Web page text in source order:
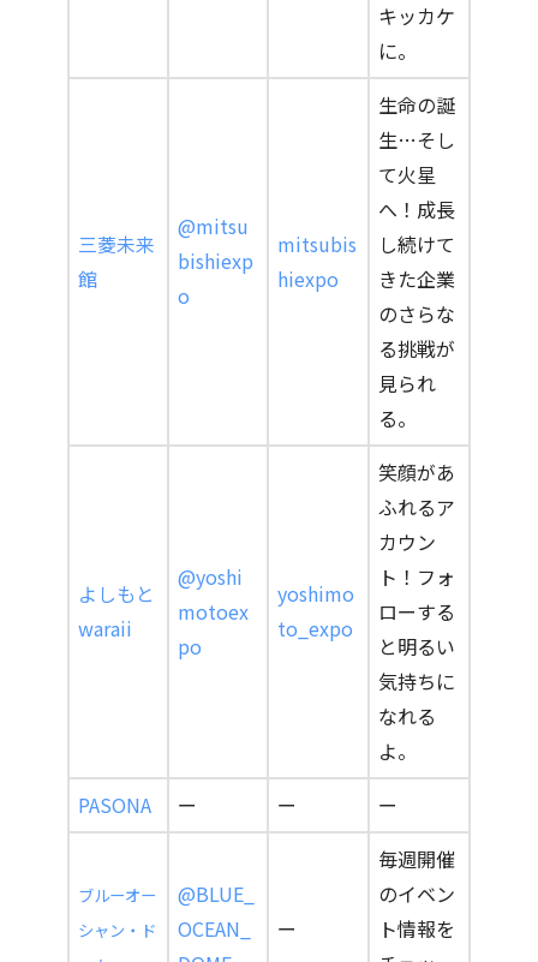
キッカケ
に。
三菱未来
館
@mitsu
bishiexp
o
mitsubis
hiexpo
生命の誕
生…そし
て火星
へ！成長
し続けて
きた企業
のさらな
る挑戦が
見られ
る。
よしもと
waraii
@yoshi
motoex
po
yoshimo
to_expo
笑顔があ
ふれるア
カウン
ト！フォ
ローする
と明るい
気持ちに
なれる
よ。
PASONA
ー ー ー
ブルーオー
シャン・ド
@BLUE_
OCEAN_
ー
毎週開催
のイベン
ト情報を